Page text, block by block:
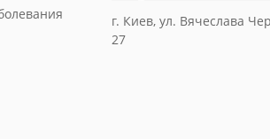
г. Киев, ул. Вячеслава
27